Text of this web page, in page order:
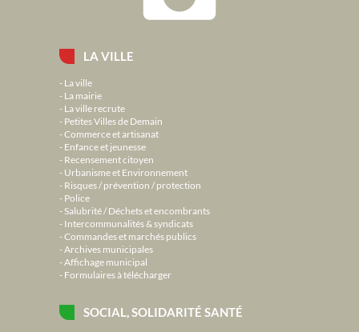
LA VILLE
La ville
La mairie
La ville recrute
Petites Villes de Demain
Commerce et artisanat
Enfance et jeunesse
Recensement citoyen
Urbanisme et Environnement
Risques / prévention / protection
Police
Salubrité / Déchets et encombrants
Intercommunalités & syndicats
Commandes et marchés publics
Archives municipales
Affichage municipal
Formulaires à télécharger
SOCIAL, SOLIDARITÉ SANTÉ